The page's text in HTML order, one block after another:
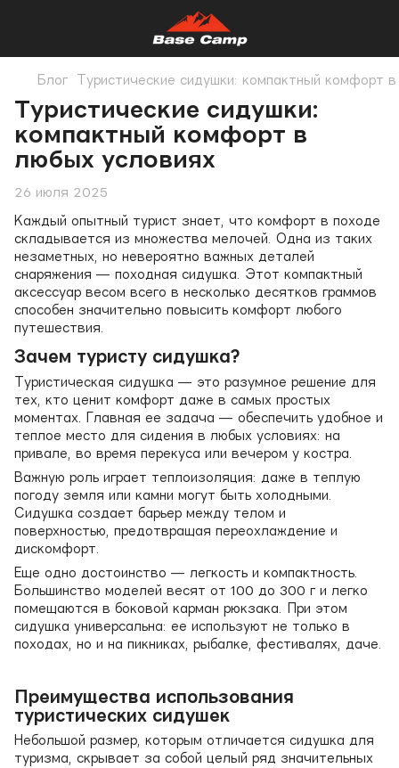
Блог ​​​​​​​Туристические сидушки: компактный комфорт
​​​​​​​Туристические сидушки:
компактный комфорт в
любых условиях
26 июля 2025
Каждый опытный турист знает, что комфорт в походе
складывается из множества мелочей. Одна из таких
незаметных, но невероятно важных деталей
снаряжения — походная сидушка. Этот компактный
аксессуар весом всего в несколько десятков граммов
способен значительно повысить комфорт любого
путешествия.
Зачем туристу сидушка?
Туристическая сидушка — это разумное решение для
тех, кто ценит комфорт даже в самых простых
моментах. Главная ее задача — обеспечить удобное и
теплое место для сидения в любых условиях: на
привале, во время перекуса или вечером у костра.
Важную роль играет теплоизоляция: даже в теплую
погоду земля или камни могут быть холодными.
Сидушка создает барьер между телом и
поверхностью, предотвращая переохлаждение и
дискомфорт.
Еще одно достоинство — легкость и компактность.
Большинство моделей весят от 100 до 300 г и легко
помещаются в боковой карман рюкзака. При этом
сидушка универсальна: ее используют не только в
походах, но и на пикниках, рыбалке, фестивалях, даче.
Преимущества использования
туристических сидушек
Небольшой размер, которым отличается сидушка для
туризма, скрывает за собой целый ряд значительных